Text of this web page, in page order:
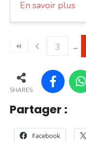
En savoir plus
3
SHARES
Partager :
Facebook